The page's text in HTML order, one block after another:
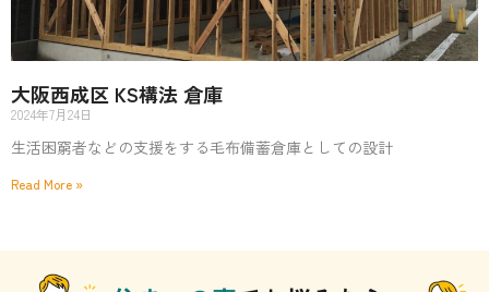
大阪西成区 KS構法 倉庫
2024年7月24日
生活困窮者などの支援をする毛布備蓄倉庫としての設計
Read More »